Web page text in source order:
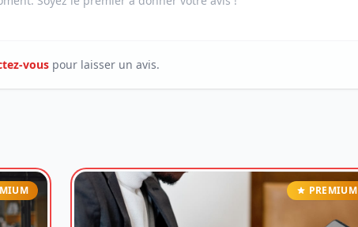
vous pour laisser un avis.
PREMIUM